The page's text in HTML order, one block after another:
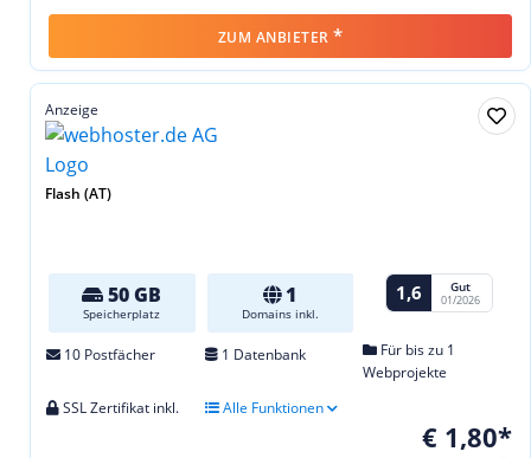
ZUM ANBIETER *
Anzeige
Flash (AT)
50 GB
Speicherplatz
1
Domains inkl.
1,6 Gut
01/2026
10 Postfächer 1 Datenbank
Für bis zu 1
Webprojekte
SSL Zertifikat inkl.
Alle Funktionen
€ 1,80*